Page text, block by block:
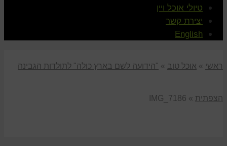
טיולי אוכל ויין
יצירת קשר
English
ראשי » אוכל טוב » "הידועה לשם בארץ כולה" לתולדות הגבינה
הצפתית »
IMG_7186